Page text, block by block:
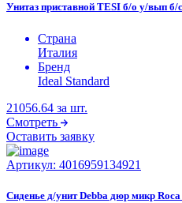
Унитаз приставной TESI б/о у/вып
Страна
Италия
Бренд
Ideal Standard
21056.64 за шт.
Смотреть
Оставить заявку
Артикул: 4016959134921
Сиденье д/унит Debba дюр микр